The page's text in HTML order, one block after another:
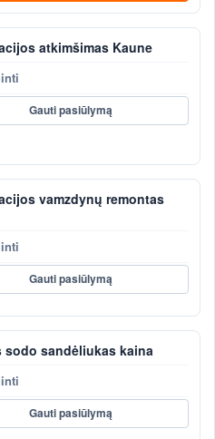
atkimšimas Kaune
Gauti pasiūlymą
vamzdynų remontas
Gauti pasiūlymą
sodo sandėliukas kaina
Gauti pasiūlymą